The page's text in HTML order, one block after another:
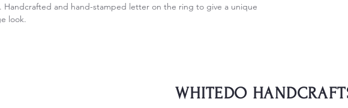
Handcrafted and hand-stamped letter on the ring to give a unique
look.
WHITEDO